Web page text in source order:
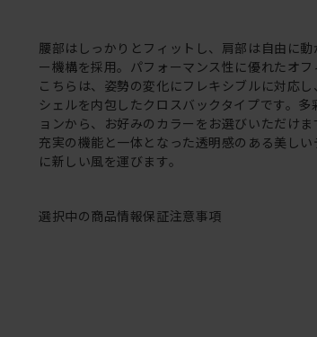
腰部はしっかりとフィットし、肩部は自由に
ー機構を採用。パフォーマンス性に優れたオフ
こちらは、姿勢の変化にフレキシブルに対応
シェルを内包したクロスバックタイプです。
ョンから、お好みのカラーをお選びいただけま
充実の機能と一体となった透明感のある美し
に新しい風を運びます。
選択中の商品情報保証注意事項